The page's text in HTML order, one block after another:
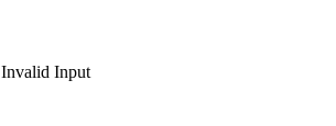
Invalid Input